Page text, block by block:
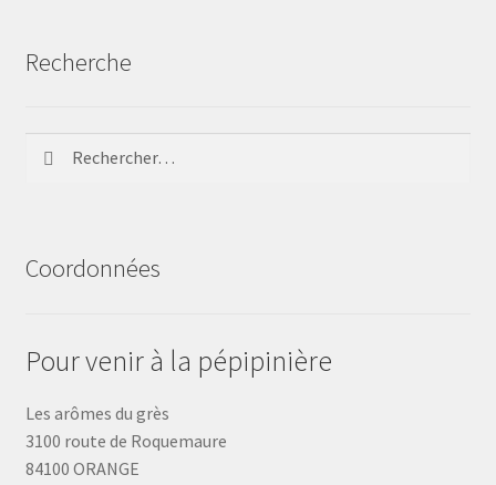
Recherche
Coordonnées
Pour venir à la pépipinière
Les arômes du grès
3100 route de Roquemaure
84100 ORANGE